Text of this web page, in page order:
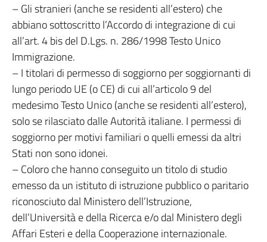
– Gli stranieri (anche se residenti all’estero) che
abbiano sottoscritto l’Accordo di integrazione di cui
all’art. 4 bis del D.Lgs. n. 286/1998 Testo Unico
Immigrazione.
– I titolari di permesso di soggiorno per soggiornanti di
lungo periodo UE (o CE) di cui all’articolo 9 del
medesimo Testo Unico (anche se residenti all’estero),
solo se rilasciato dalle Autorità italiane. I permessi di
soggiorno per motivi familiari o quelli emessi da altri
Stati non sono idonei.
– Coloro che hanno conseguito un titolo di studio
emesso da un istituto di istruzione pubblico o paritario
riconosciuto dal Ministero dell’Istruzione,
dell’Università e della Ricerca e/o dal Ministero degli
Affari Esteri e della Cooperazione internazionale.